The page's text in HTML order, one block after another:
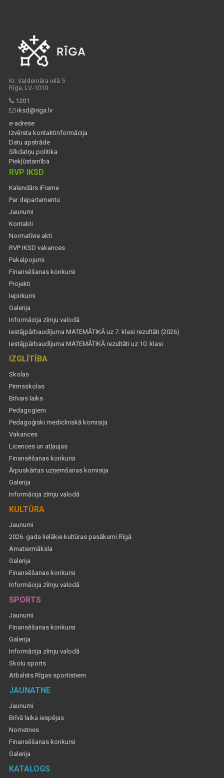
Kr. Valdemāra ielā 5
Rīga, LV-1010
1201
iksd@riga.lv
e-adrese
Izvērsta kontaktinformācija
Datu apstrāde
Sīkdatņu politika
Piekļūstamība
RVP IKSD
Kalendārs iFrame
Par departamentu
Jaunumi
Kontakti
Normatīvie akti
RVP IKSD vakances
Pakalpojumi
Finansēšanas konkursi
Projekti
Iepirkumi
Galerija
Informācija zīmju valodā
Iestājpārbaudījuma MATEMĀTIKĀ uz 7. klasi rezultāti (2026)
Iestājpārbaudījuma MATEMĀTIKĀ rezultāti uz 10. klasi
IZGLĪTĪBA
Skolas
Pirmsskolas
Brīvais laiks
Pedagogiem
Pedagoģiski medicīniskā komisija
Vakances
Licences un atļaujas
Finansēšanas konkursi
Ārpuskārtas uzņemšanas komisija
Galerija
Informācija zīmju valodā
KULTŪRA
Jaunumi
2026. gada lielākie kultūras pasākumi Rīgā
Amatiermāksla
Galerija
Finansēšanas konkursi
Informācija zīmju valodā
SPORTS
Jaunumi
Finansēšanas konkursi
Galerija
Informācija zīmju valodā
Skolu sports
Atbalsts Rīgas sportistiem
JAUNATNE
Jaunumi
Brīvā laika iespējas
Nometnes
Finansēšanas konkursi
Galerija
KATALOGS